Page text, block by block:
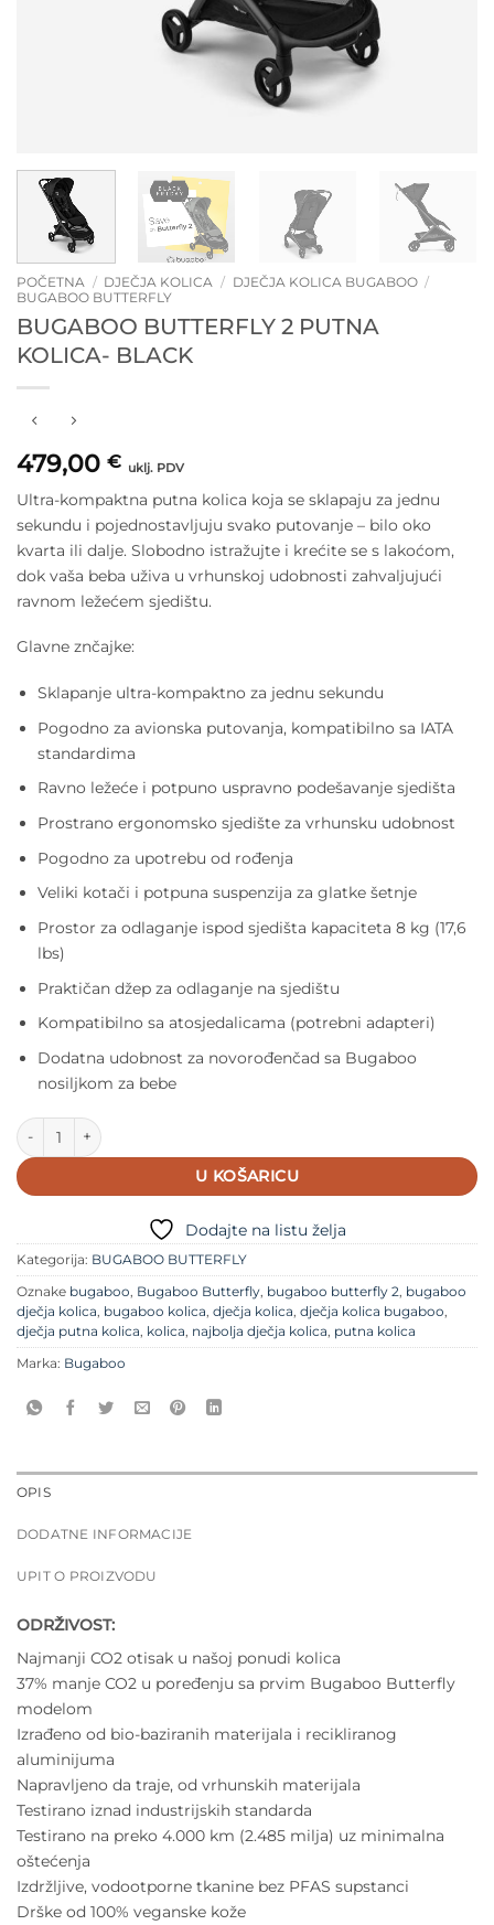
POČETNA / DJEČJA KOLICA / DJEČJA KOLICA BUGABOO /
BUGABOO BUTTERFLY
BUGABOO BUTTERFLY 2 PUTNA
KOLICA- BLACK
479,00 € uklj. PDV
Ultra-kompaktna putna kolica koja se sklapaju za jednu
sekundu i pojednostavljuju svako putovanje – bilo oko
kvarta ili dalje. Slobodno istražujte i krećite se s lakoćom,
dok vaša beba uživa u vrhunskoj udobnosti zahvaljujući
ravnom ležećem sjedištu.
Glavne znčajke:
Sklapanje ultra-kompaktno za jednu sekundu
Pogodno za avionska putovanja, kompatibilno sa IATA
standardima
Ravno ležeće i potpuno uspravno podešavanje sjedišta
Prostrano ergonomsko sjedište za vrhunsku udobnost
Pogodno za upotrebu od rođenja
Veliki kotači i potpuna suspenzija za glatke šetnje
Prostor za odlaganje ispod sjedišta kapaciteta 8 kg (17,6
lbs)
Praktičan džep za odlaganje na sjedištu
Kompatibilno sa atosjedalicama (potrebni adapteri)
Dodatna udobnost za novorođenčad sa Bugaboo
nosiljkom za bebe
Bugaboo Butterfly 2 putna kolica- Black količina
U KOŠARICU
Dodajte na listu želja
Kategorija: BUGABOO BUTTERFLY
Oznake bugaboo, Bugaboo Butterfly, bugaboo butterfly 2, bugaboo
dječja kolica, bugaboo kolica, dječja kolica, dječja kolica bugaboo,
dječja putna kolica, kolica, najbolja dječja kolica, putna kolica
Marka: Bugaboo
OPIS
DODATNE INFORMACIJE
UPIT O PROIZVODU
ODRŽIVOST:
Najmanji CO2 otisak u našoj ponudi kolica
37% manje CO2 u poređenju sa prvim Bugaboo Butterfly
modelom
Izrađeno od bio-baziranih materijala i recikliranog
aluminijuma
Napravljeno da traje, od vrhunskih materijala
Testirano iznad industrijskih standarda
Testirano na preko 4.000 km (2.485 milja) uz minimalna
oštećenja
Izdržljive, vodootporne tkanine bez PFAS supstanci
Drške od 100% veganske kože